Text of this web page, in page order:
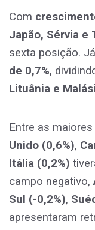
Com
Japão, Sérvia e
sexta posição. Já
de 0,7%,
Lituânia e
Entre as
Unido (0,6%),
Itália (0,2%)
campo negativo,
Sul (-0,2%),
apresentaram